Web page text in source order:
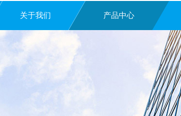
关于我们 产品中心